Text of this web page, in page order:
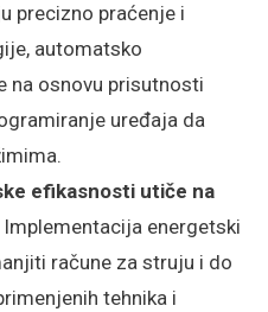
precizno praćenje i
automatsko
na osnovu prisutnosti
uređaja da
efikasnosti utiče na
Implementacija energetski
račune za struju i do
tehnika i